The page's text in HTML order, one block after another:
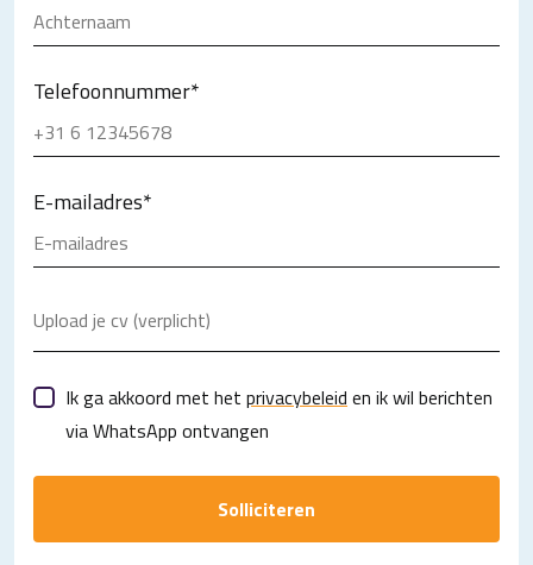
Telefoonnummer*
E-mailadres*
Upload je cv (verplicht)
Ik ga akkoord met het privacybeleid en ik wil berichten
via WhatsApp ontvangen
Solliciteren